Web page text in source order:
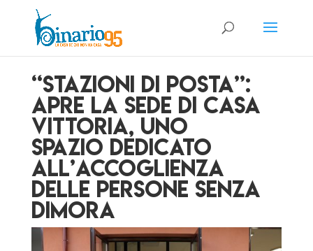
“Stazioni di posta”:
apre la sede di Casa
Vittoria, uno
spazio dedicato
all’accoglienza
delle persone senza
dimora